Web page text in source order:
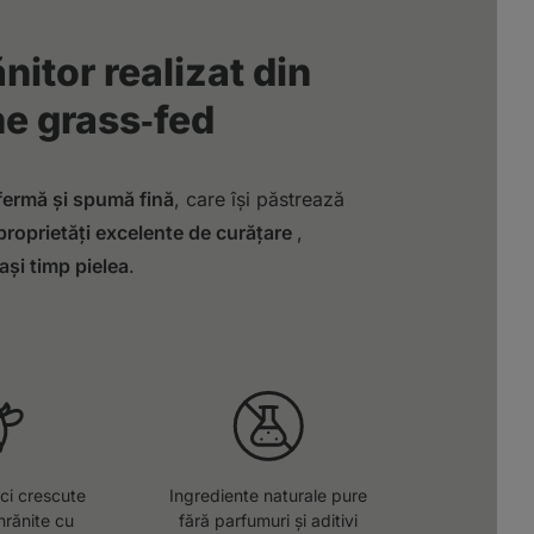
realizat din
grass‑fed
și spumă fină, care își păstrează
excelente de curățare ,
timp pielea.
crescute
cu
Ingrediente naturale pure
fără parfumuri și aditivi